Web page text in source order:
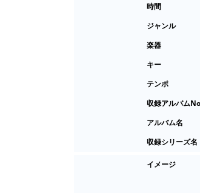
時間
ジャンル
楽器
キー
テンポ
収録アルバム
アルバム名
収録シリーズ名
イメージ